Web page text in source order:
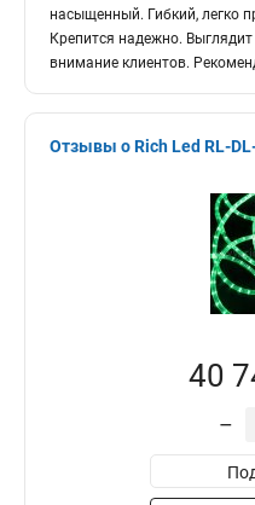
насыщенный. Гибкий, легко
Крепится надежно.
внимание клиентов.
Отзывы о Rich Led RL-
40
–